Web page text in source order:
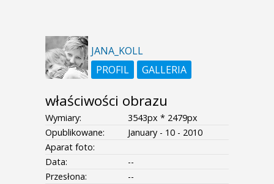
JANA_KOLL
PROFIL
GALLERIA
właściwości obrazu
Wymiary:
3543px * 2479px
Opublikowane:
January - 10 - 2010
Aparat foto:
Data:
--
Przesłona:
--